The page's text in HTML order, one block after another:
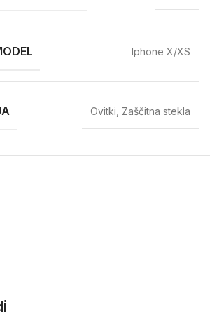
Iphone X/XS
Ovitki Zaščitna stekla